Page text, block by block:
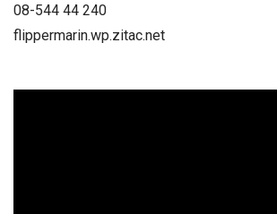
08-544 44 240
flippermarin.wp.zitac.net